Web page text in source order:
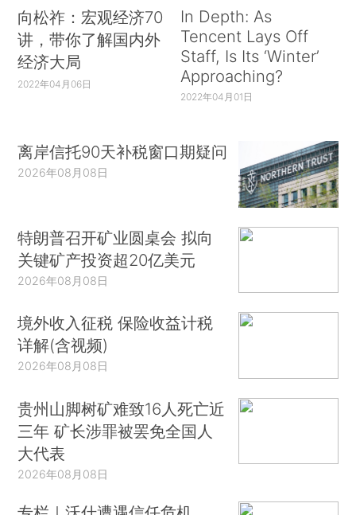
向松祚：宏观经济70
讲，带你了解国内外
经济大局
2022年04月06日
In Depth: As
Tencent Lays Off
Staff, Is Its ‘Winter’
Approaching?
2022年04月01日
离岸信托90天补税窗口期疑问
2026年08月08日
特朗普召开矿业圆桌会 拟向
关键矿产投资超20亿美元
2026年08月08日
境外收入征税 保险收益计税
详解(含视频)
2026年08月08日
贵州山脚树矿难致16人死亡近
三年 矿长涉罪被罢免全国人
大代表
2026年08月08日